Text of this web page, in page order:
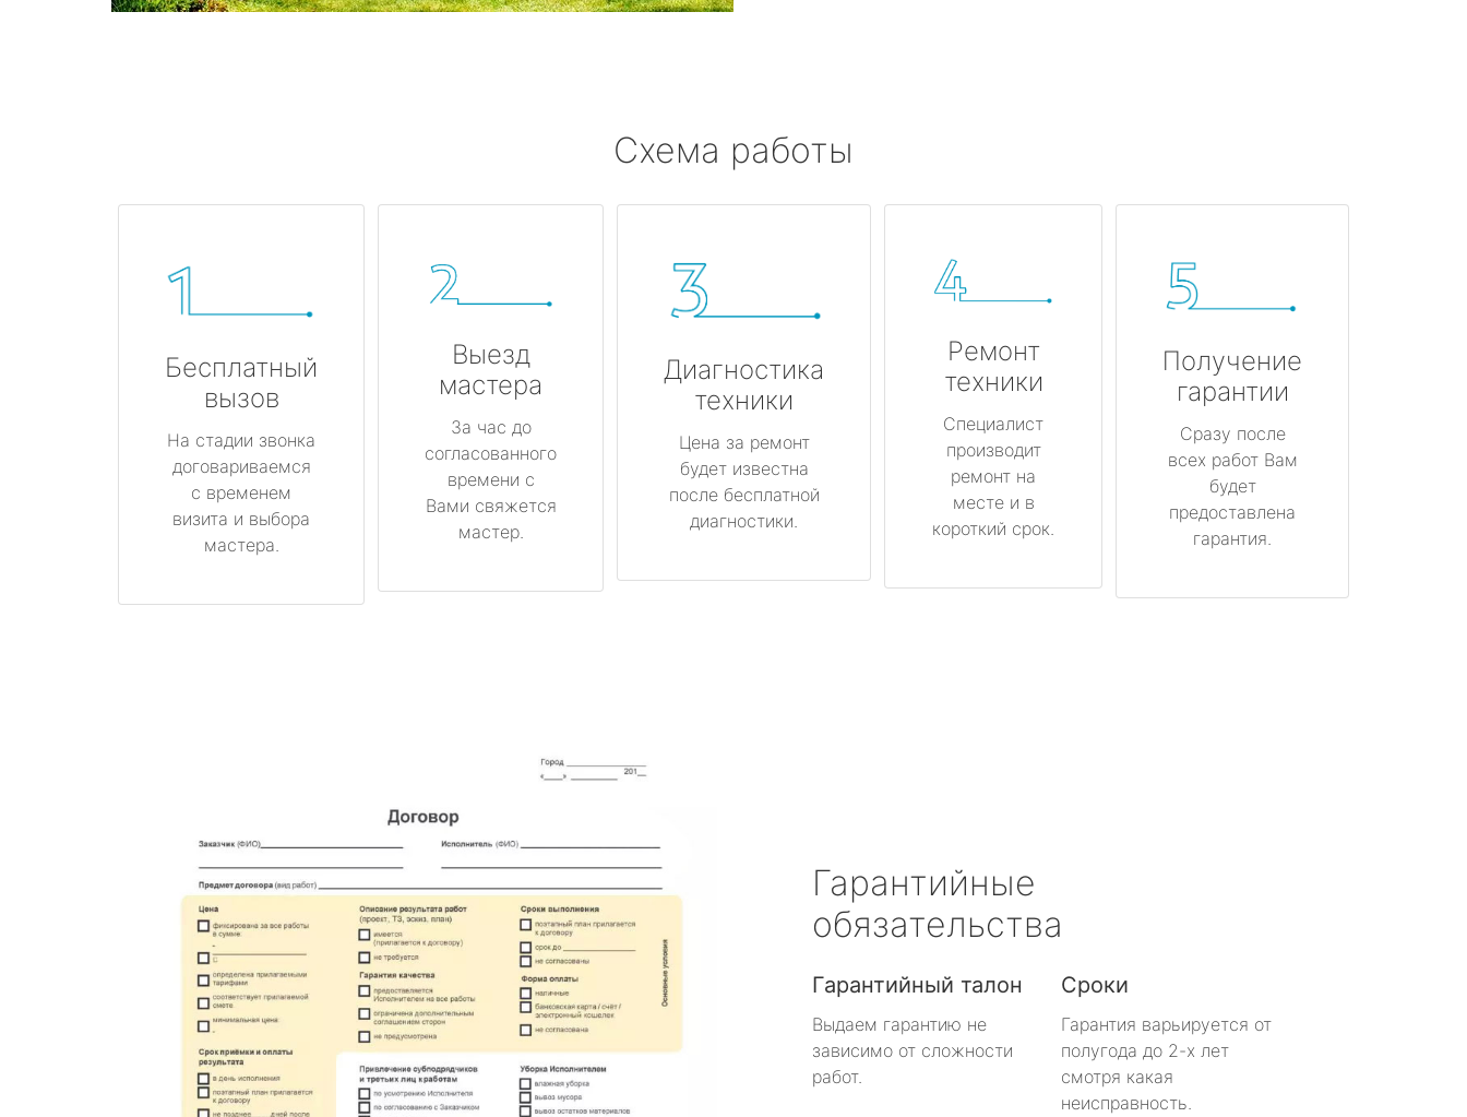
Схема работы
Бесплатный
вызов
На стадии звонка
договариваемся
с временем
визита и выбора
мастера.
Выезд
мастера
За час до
согласованного
времени с
Вами свяжется
мастер.
Диагностика
техники
Цена за ремонт
будет известна
после бесплатной
диагностики.
Ремонт
техники
Специалист
производит
ремонт на
месте и в
короткий срок.
Получение
гарантии
Сразу после
всех работ Вам
будет
предоставлена
гарантия.
Гарантийные
обязательства
Гарантийный талон
Выдаем гарантию не
зависимо от сложности
работ.
Сроки
Гарантия варьируется от
полугода до 2-х лет
смотря какая
неисправность.